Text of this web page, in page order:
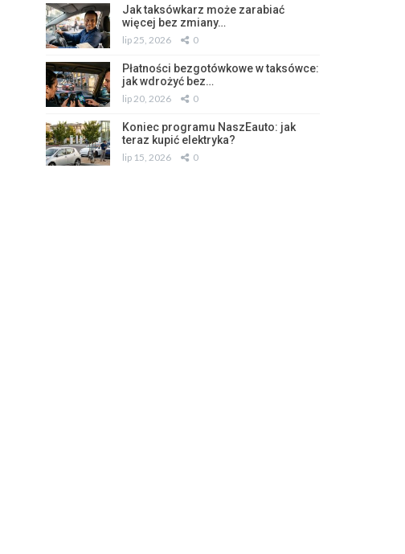
Jak taksówkarz może zarabiać
więcej bez zmiany…
lip 25, 2026 0
Płatności bezgotówkowe w taksówce:
jak wdrożyć bez…
lip 20, 2026 0
Koniec programu NaszEauto: jak
teraz kupić elektryka?
lip 15, 2026 0